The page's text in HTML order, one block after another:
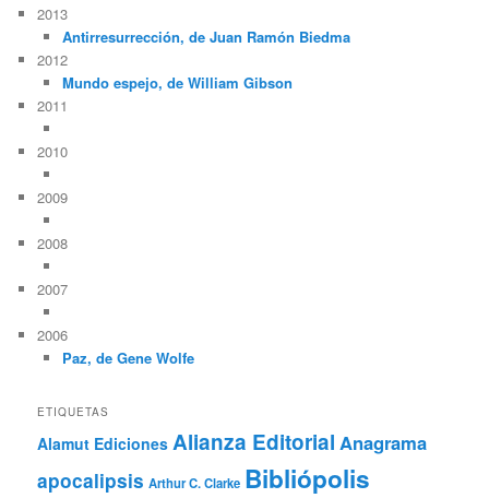
2013
Antirresurrección, de Juan Ramón Biedma
2012
Mundo espejo, de William Gibson
2011
2010
2009
2008
2007
2006
Paz, de Gene Wolfe
ETIQUETAS
Alamut Ediciones Alianza Editorial Anagrama
apocalipsis Arthur C. Clarke Bibliópolis